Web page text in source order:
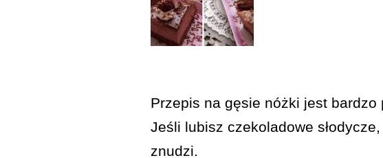
Przepis na gęsie nóżki jest bardzo
Jeśli lubisz czekoladowe
znudzi.